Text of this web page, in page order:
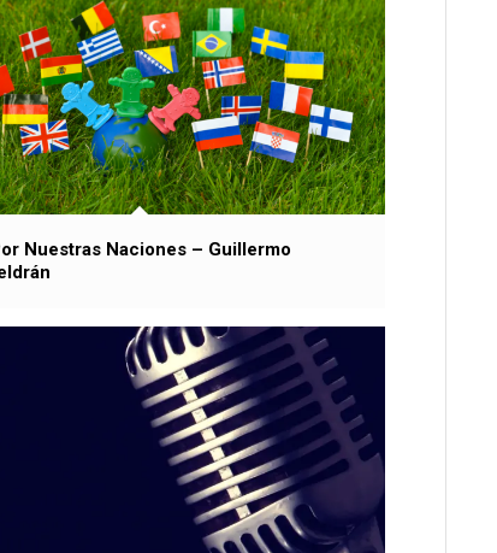
Nuestras Naciones – Guillermo